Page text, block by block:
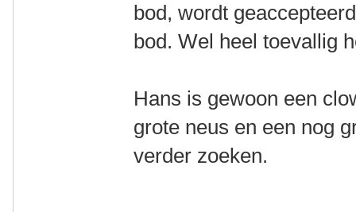
bod, wordt
bod. Wel heel toevallig
Hans is gewoon een
grote neus en een nog
verder zoeken.